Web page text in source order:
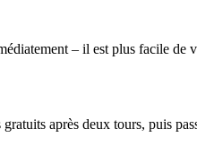
– il est plus facile
après deux tours, puis